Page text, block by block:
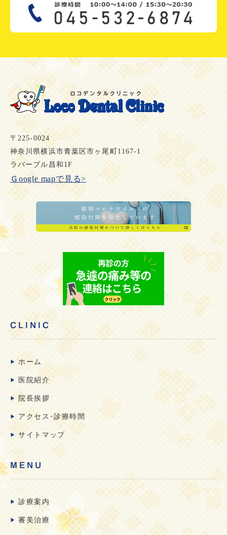
〒225-0024
神奈川県横浜市青葉区市ヶ尾町1167-1
ラバーブル昌和1F
Ｇoogle mapで見る>
CLINIC
ホーム
医院紹介
院長挨拶
アクセス･診療時間
サイトマップ
MENU
診療案内
審美治療